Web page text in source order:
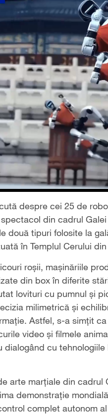
despre cei 25 de
din cadrul
două tipuri folosite la
în Templul Cerului
roșii, mașinăriile
din box în diferite
lovituri cu pumnul și
milimetrică și
Astfel, s-a simțit
video și filmele
dialogând cu
arte marțiale din cadrul
demonstrație
complet autonom